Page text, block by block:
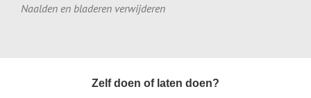
Naalden en bladeren verwijderen
Zelf doen of laten doen?